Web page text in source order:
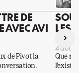
DE
AVEC AVI
de Pivot la
LES
DES
4 août
Que
›